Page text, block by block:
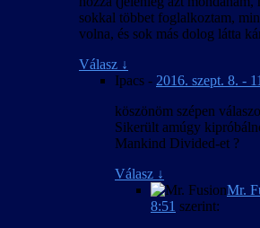
sokkal többet foglalkoztam,
volna, és sok más dolog látta
Válasz ↓
Ipacs - 2016. szept. 8. -
köszönöm szépen
Sikerült amúgy
Mankind Divided-et ?
Válasz ↓
Mr.
8:51 szerint: